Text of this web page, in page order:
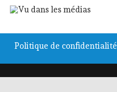
Politique de confidentialité